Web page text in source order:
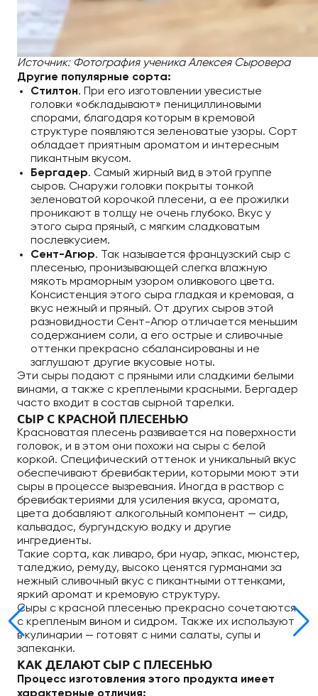
Источник: Фотография ученика Алексея Сыровера
Другие популярные сорта:
Стилтон. При его изготовлении увесистые
головки «обкладывают» пенициллиновыми
спорами, благодаря которым в кремовой
структуре появляются зеленоватые узоры. Сорт
обладает приятным ароматом и интересным
пикантным вкусом.
Бергадер. Самый жирный вид в этой группе
сыров. Снаружи головки покрыты тонкой
зеленоватой корочкой плесени, а ее прожилки
проникают в толщу не очень глубоко. Вкус у
этого сыра пряный, с мягким сладковатым
послевкусием.
Сент-Агюр. Так называется французский сыр с
плесенью, пронизывающей слегка влажную
мякоть мраморным узором оливкового цвета.
Консистенция этого сыра гладкая и кремовая, а
вкус нежный и пряный. От других сыров этой
разновидности Сент-Агюр отличается меньшим
содержанием соли, а его острые и сливочные
оттенки прекрасно сбалансированы и не
заглушают другие вкусовые ноты.
Эти сыры подают с пряными или сладкими белыми
винами, а также с креплеными красными. Бергадер
часто входит в состав сырной тарелки.
СЫР С КРАСНОЙ ПЛЕСЕНЬЮ
Красноватая плесень развивается на поверхности
головок, и в этом они похожи на сыры с белой
коркой. Специфический оттенок и уникальный вкус
обеспечивают бревибактерии, которыми моют эти
сыры в процессе вызревания. Иногда в раствор с
бревибактериями для усиления вкуса, аромата,
цвета добавляют алкогольный компонент — сидр,
кальвадос, бургундскую водку и другие
ингредиенты.
Такие сорта, как ливаро, бри нуар, эпкас, мюнстер,
таледжио, ремуду, высоко ценятся гурманами за
нежный сливочный вкус с пикантными оттенками,
яркий аромат и кремовую структуру.
Сыры с красной плесенью прекрасно сочетаются
с крепленым вином и сидром. Также их используют
в кулинарии — готовят с ними салаты, супы и
запеканки.
КАК ДЕЛАЮТ СЫР С ПЛЕСЕНЬЮ
Процесс изготовления этого продукта имеет